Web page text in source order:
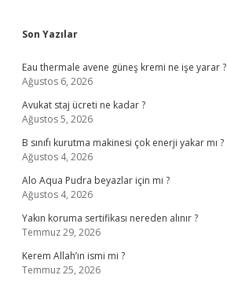
Sidebar
Son Yazılar
Eau thermale avene güneş kremi ne işe yarar ?
Ağustos 6, 2026
Avukat staj ücreti ne kadar ?
Ağustos 5, 2026
B sınıfı kurutma makinesi çok enerji yakar mı ?
Ağustos 4, 2026
Alo Aqua Pudra beyazlar için mi ?
Ağustos 4, 2026
Yakın koruma sertifikası nereden alınır ?
Temmuz 29, 2026
Kerem Allah’ın ismi mi ?
Temmuz 25, 2026